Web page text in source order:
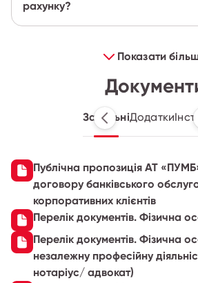
рахунку?
Показати
ЗагальніДодатки
Публічна пропозиція АТ
договору банківського
корпоративних клієнтів
Перелік документів. Фізична
Перелік документів. Фізична
незалежну професійну
нотаріус/ адвокат)